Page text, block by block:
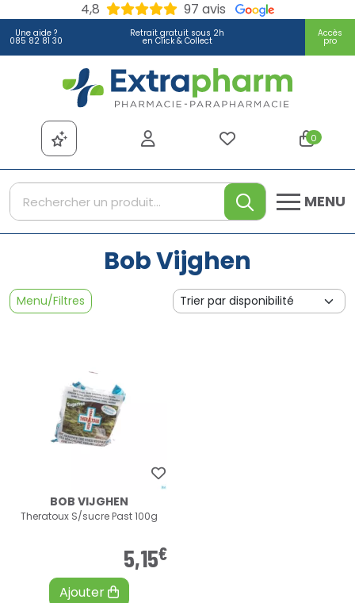
4,8 97 avis
Une aide ?
085 82 81 30
Retrait gratuit sous 2h
en Click & Collect
Accès
pro
Extrapharm Votre
0
MENU
Bob Vijghen
Menu/Filtres
BOB VIJGHEN
Theratoux S/sucre Past 100g
5,15€
Ajouter